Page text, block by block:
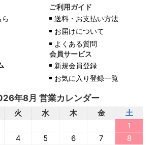
ご利用ガイド
送料・お支払い方法
お届けについて
よくある質問
会員サービス
新規会員登録
お気に入り登録一覧
年8月 営業カレンダー
火 水 木 金
土
1
4 5 6 7
8